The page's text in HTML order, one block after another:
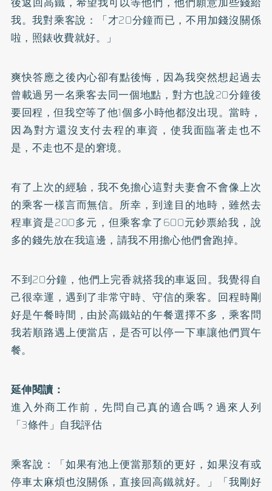
我。我對乘客說：「才20分鐘而已，不用加錢沒關係
啦，照錶收費就好。」
爽快答應之後內心卻有點後悔，因為我突然想起過去
曾載過另一名乘客去同一個地點，對方也說20分鐘後
要回程，但我空等了他1個多小時他都沒出現。當時，
因為對方還沒支付去程的車資，使我面臨著走也不
是，不走也不是的窘境。
有了上次的經驗，我不免擔心這對夫妻會不會像上次
的乘客一樣言而無信。所幸，到達目的地時，雖然去
程車資是200多元，但乘客拿了600元鈔票給我，說
多的錢先放在我這邊，請我不用擔心他們會跑掉。
不到20分鐘，他們上完香就搭我的車返回。我覺得自
己很幸運，遇到了非常守時、守信的乘客。回程時剛
好是午餐時間，由於高鐵站的午餐選擇不多，乘客問
我若順路遇上便當店，是否可以停一下車讓他們買午
餐。
延伸閱讀：
進入外商工作前，先問自己真的適合嗎？過來人列
「3條件」自我評估
乘客說：「如果有池上便當那類的更好，如果沒有或
停車太麻煩也沒關係，直接回高鐵就好。」「我剛好